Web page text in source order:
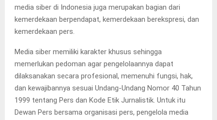
media siber di Indonesia juga merupakan bagian dari
kemerdekaan berpendapat, kemerdekaan berekspresi, dan
kemerdekaan pers.
Media siber memiliki karakter khusus sehingga
memerlukan pedoman agar pengelolaannya dapat
dilaksanakan secara profesional, memenuhi fungsi, hak,
dan kewajibannya sesuai Undang-Undang Nomor 40 Tahun
1999 tentang Pers dan Kode Etik Jurnalistik. Untuk itu
Dewan Pers bersama organisasi pers, pengelola media